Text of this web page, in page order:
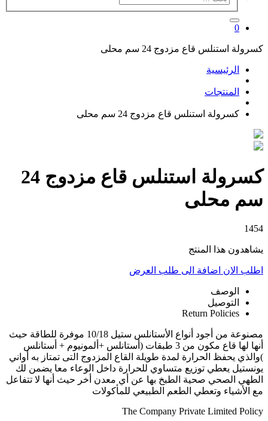
0
كسرولة استنلس قاع مزدوج 24 سم محلى
الرئيسية
المنتجات
كسرولة استنلس قاع مزدوج 24 سم محلى
كسرولة استنلس قاع مزدوج 24
سم محلى
1454
يشاهدون هذا المنتج
اطلب الان اضافة الى طلب العرض
الوصف
التوصيل
Return Policies
مصنوعة من أجود أنواع الأستانلس ستيل 10/18 موفرة للطاقة حيث
أنها لها قاع مكون من 3 طبقات (أستانلس +ألمونيوم + أستانلس
)والذي يحفظ الحرارة لمدة طويلة القاع المزدوج التى تمتاز به أواني
يونستيل يعطي توزيع متساوي للحرارة داخل الوعاء معا يضمن لك
الطهي الصحي صحية الطبخ بها عن أي معدن أخر حيث أنها لا تتفاعل
مع الأشياء وتعطي الطعم الطبيعي للمأكولات
The Company Private Limited Policy